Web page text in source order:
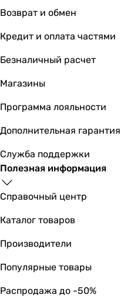
для ванны
для ванны
для ванны
для ванны
для ванны
для ванны
для ванны
для ванны
Тип
смеситель
смеситель
смеситель
смеситель
смеситель
смеситель
смеситель
Возврат и обмен
Кредит и оплата частями
Безналичный расчет
Магазины
Программа лояльности
Дополнительная гарантия
Служба поддержки
Полезная информация
Справочный центр
Каталог товаров
Производители
Популярные товары
Распродажа до -50%